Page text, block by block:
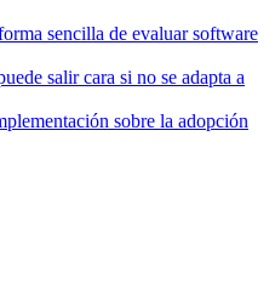
sencilla de evaluar software
salir cara si no se adapta a
sobre la adopción